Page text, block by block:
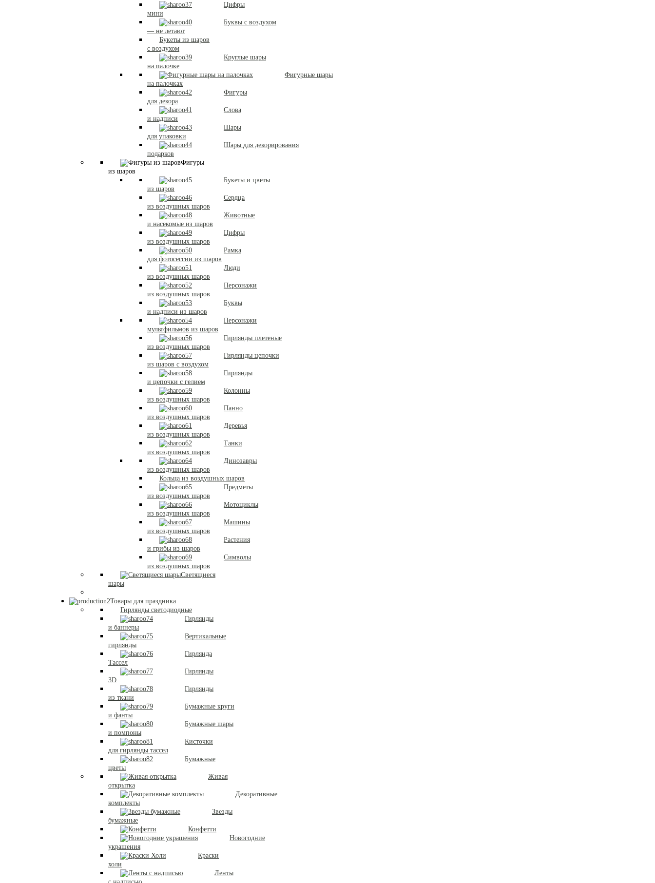
Цифры
мини
Буквы с воздухом
— не летают
Букеты из шаров
с воздухом
Круглые шары
на палочке
Фигурные шары
на палочках
Фигуры
для декора
Слова
и надписи
Шары
для упаковки
Шары для декорирования
подарков
Фигуры
из шаров
Букеты и цветы
из шаров
Сердца
из воздушных шаров
Животные
и насекомые из шаров
Цифры
из воздушных шаров
Рамка
для фотосессии из шаров
Люди
из воздушных шаров
Персонажи
из воздушных шаров
Буквы
и надписи из шаров
Персонажи
мультфильмов из шаров
Гирлянды плетеные
из воздушных шаров
Гирлянды цепочки
из шаров с воздухом
Гирлянды
и цепочки с гелием
Колонны
из воздушных шаров
Панно
из воздушных шаров
Деревья
из воздушных шаров
Танки
из воздушных шаров
Динозавры
из воздушных шаров
Кольца из воздушных шаров
Предметы
из воздушных шаров
Мотоциклы
из воздушных шаров
Машины
из воздушных шаров
Растения
и грибы из шаров
Символы
из воздушных шаров
Светящиеся
шары
Товары для праздника
Гирлянды светодиодные
Гирлянды
и баннеры
Вертикальные
гирлянды
Гирлянда
Тассел
Гирлянды
3D
Гирлянды
из ткани
Бумажные круги
и фанты
Бумажные шары
и помпоны
Кисточки
для гирлянды тассел
Бумажные
цветы
Живая
открытка
Декоративные
комплекты
Звезды
бумажные
Конфетти
Новогодние
украшения
Краски
холи
Ленты